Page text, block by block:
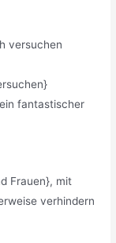
versuchen
fantastischer
Frauen}, mit
verhindern